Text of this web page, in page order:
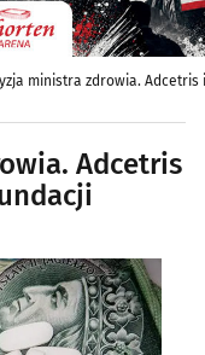
ministra zdrowia.
Adcetris